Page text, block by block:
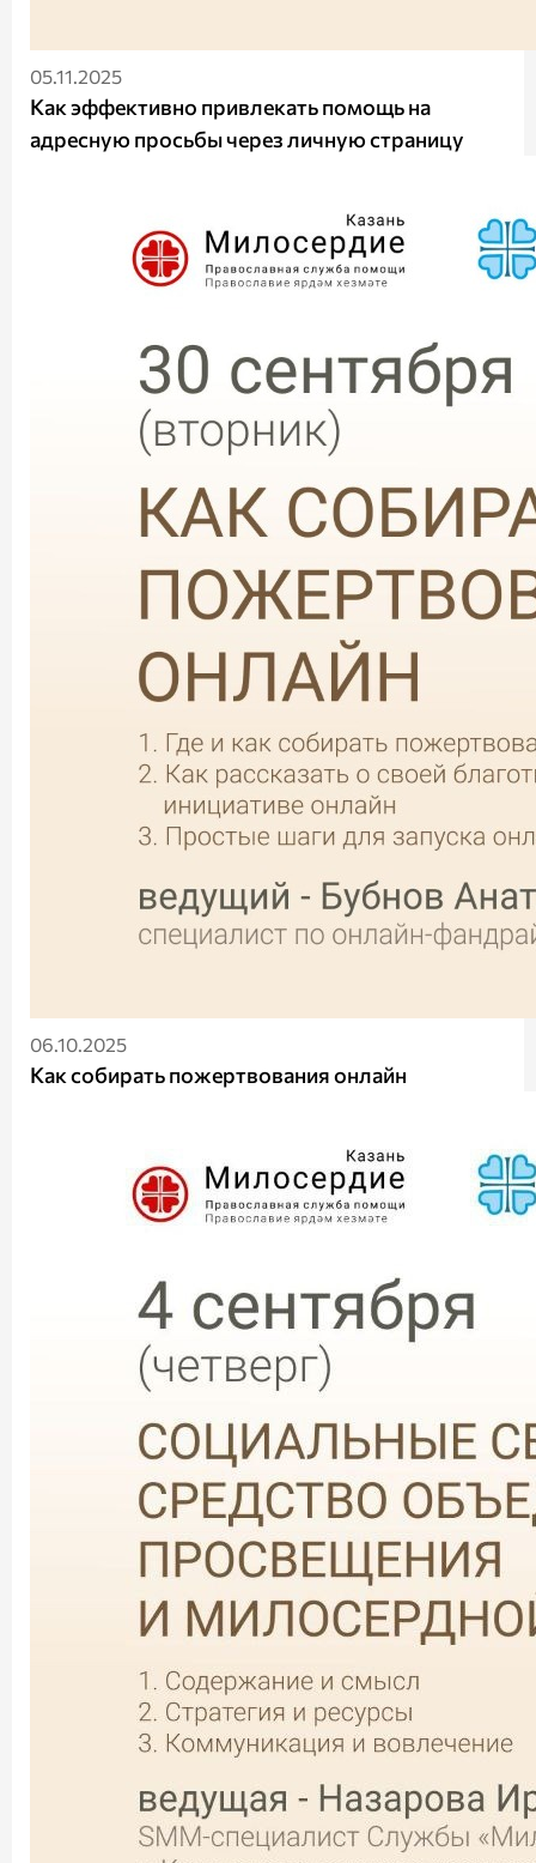
05.11.2025
Как эффективно привлекать помощь на
адресную просьбы через личную страницу
06.10.2025
Как собирать пожертвования онлайн